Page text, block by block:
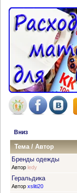
Вниз
Тема/Автор
Бренды одежды
Автор ledy
Геральдика
Автор xsliti20